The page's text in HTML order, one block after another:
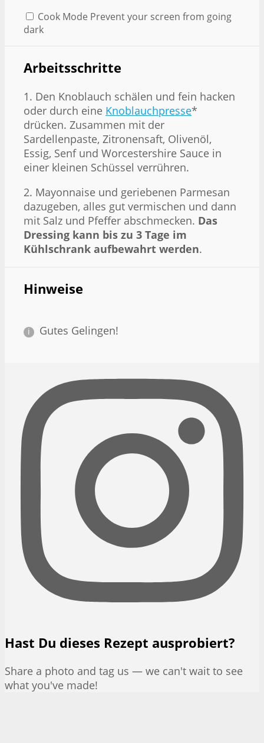
Cook Mode Prevent your screen from going
dark
Arbeitsschritte
1. Den Knoblauch schälen und fein hacken
oder durch eine Knoblauchpresse*
drücken. Zusammen mit der
Sardellenpaste, Zitronensaft, Olivenöl,
Essig, Senf und Worcestershire Sauce in
einer kleinen Schüssel verrühren.
2. Mayonnaise und geriebenen Parmesan
dazugeben, alles gut vermischen und dann
mit Salz und Pfeffer abschmecken. Das
Dressing kann bis zu 3 Tage im
Kühlschrank aufbewahrt werden.
Hinweise
Gutes Gelingen!
Hast Du dieses Rezept ausprobiert?
Share a photo and tag us — we can't wait to see
what you've made!